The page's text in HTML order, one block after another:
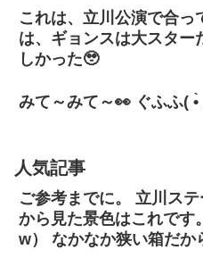
これは、立川公演で合っ
は、ギョンスは大スター
しかった🥹
みて～みて～👀 ぐふふ(
人気記事
ご参考までに。 立川ス
から見た景色はこれです
w） なかなか狭い箱だ